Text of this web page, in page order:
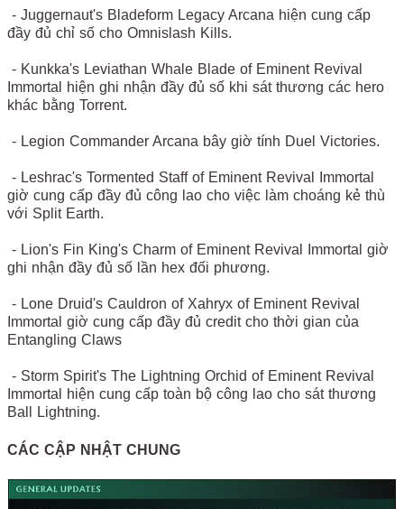
- Juggernaut's Bladeform Legacy Arcana hiện cung cấp
đầy đủ chỉ số cho Omnislash Kills.
- Kunkka's Leviathan Whale Blade of Eminent Revival
Immortal hiện ghi nhận đầy đủ số khi sát thương các hero
khác bằng Torrent.
- Legion Commander Arcana bây giờ tính Duel Victories.
- Leshrac's Tormented Staff of Eminent Revival Immortal
giờ cung cấp đầy đủ công lao cho việc làm choáng kẻ thù
với Split Earth.
- Lion's Fin King's Charm of Eminent Revival Immortal giờ
ghi nhận đầy đủ số lần hex đối phương.
- Lone Druid's Cauldron of Xahryx of Eminent Revival
Immortal giờ cung cấp đầy đủ credit cho thời gian của
Entangling Claws
- Storm Spirit's The Lightning Orchid of Eminent Revival
Immortal hiện cung cấp toàn bộ công lao cho sát thương
Ball Lightning.
CÁC CẬP NHẬT CHUNG